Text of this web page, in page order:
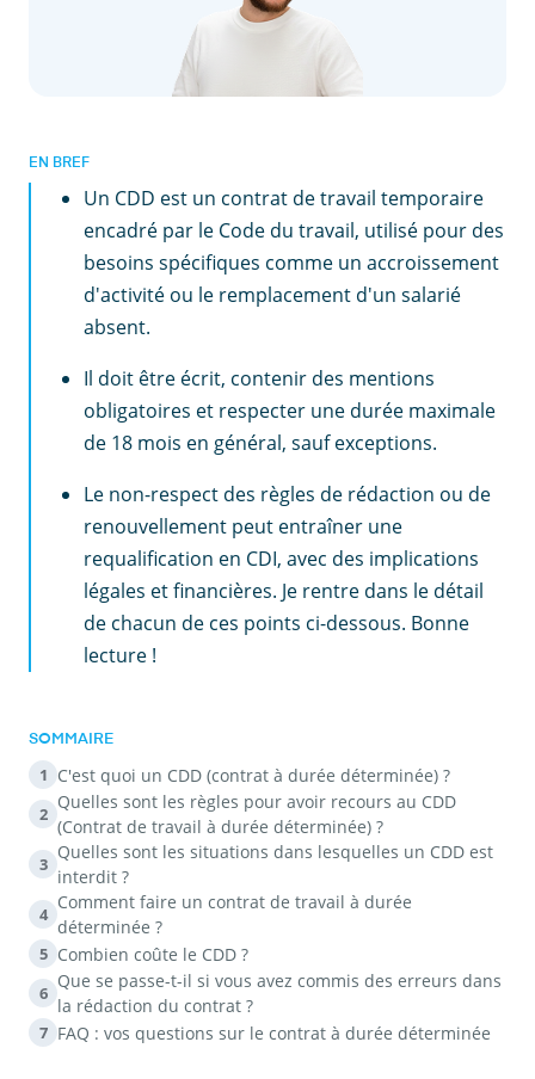
EN BREF
Un CDD est un contrat de travail temporaire
encadré par le Code du travail, utilisé pour des
besoins spécifiques comme un accroissement
d'activité ou le remplacement d'un salarié
absent.
Il doit être écrit, contenir des mentions
obligatoires et respecter une durée maximale
de 18 mois en général, sauf exceptions.
Le non-respect des règles de rédaction ou de
renouvellement peut entraîner une
requalification en CDI, avec des implications
légales et financières. Je rentre dans le détail
de chacun de ces points ci-dessous. Bonne
lecture !
SOMMAIRE
1 C'est quoi un CDD (contrat à durée déterminée) ?
2
Quelles sont les règles pour avoir recours au CDD
(Contrat de travail à durée déterminée) ?
3
Quelles sont les situations dans lesquelles un CDD est
interdit ?
4
Comment faire un contrat de travail à durée
déterminée ?
5 Combien coûte le CDD ?
6
Que se passe-t-il si vous avez commis des erreurs dans
la rédaction du contrat ?
7 FAQ : vos questions sur le contrat à durée déterminée